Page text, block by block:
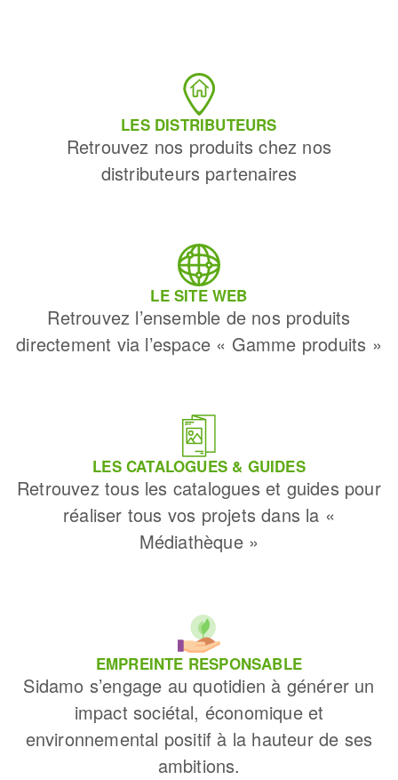
LES DISTRIBUTEURS
Retrouvez nos produits chez nos
distributeurs partenaires
LE SITE WEB
Retrouvez l’ensemble de nos produits
directement via l’espace « Gamme produits »
LES CATALOGUES & GUIDES
Retrouvez tous les catalogues et guides pour
réaliser tous vos projets dans la «
Médiathèque »
EMPREINTE RESPONSABLE
Sidamo s’engage au quotidien à générer un
impact sociétal, économique et
environnemental positif à la hauteur de ses
ambitions.